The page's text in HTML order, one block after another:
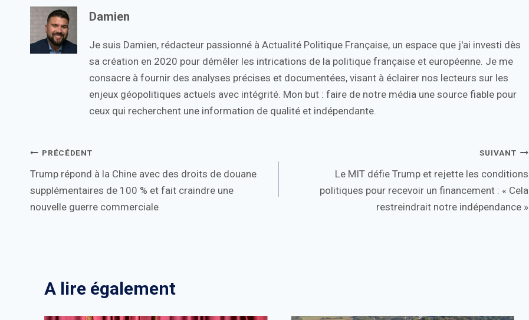
Damien
Je suis Damien, rédacteur passionné à Actualité Politique Française, un espace que j'ai investi dès
sa création en 2020 pour démêler les intrications de la politique française et européenne. Je me
consacre à fournir des analyses précises et documentées, visant à éclairer nos lecteurs sur les
enjeux géopolitiques actuels avec intégrité. Mon but : faire de notre média une source fiable pour
ceux qui recherchent une information de qualité et indépendante.
Navigation
de
l’article
PRÉCÉDENT
Trump répond à la Chine avec des droits de douane
supplémentaires de 100 % et fait craindre une
nouvelle guerre commerciale
SUIVANT
Le MIT défie Trump et rejette les conditions
politiques pour recevoir un financement : « Cela
restreindrait notre indépendance »
A lire également